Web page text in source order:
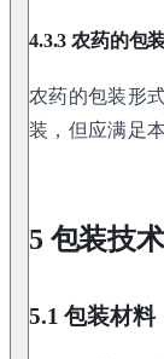
4.3.3 农药的包
农药的包装形
装，但应满足
5 包装技
5.1 包装材料